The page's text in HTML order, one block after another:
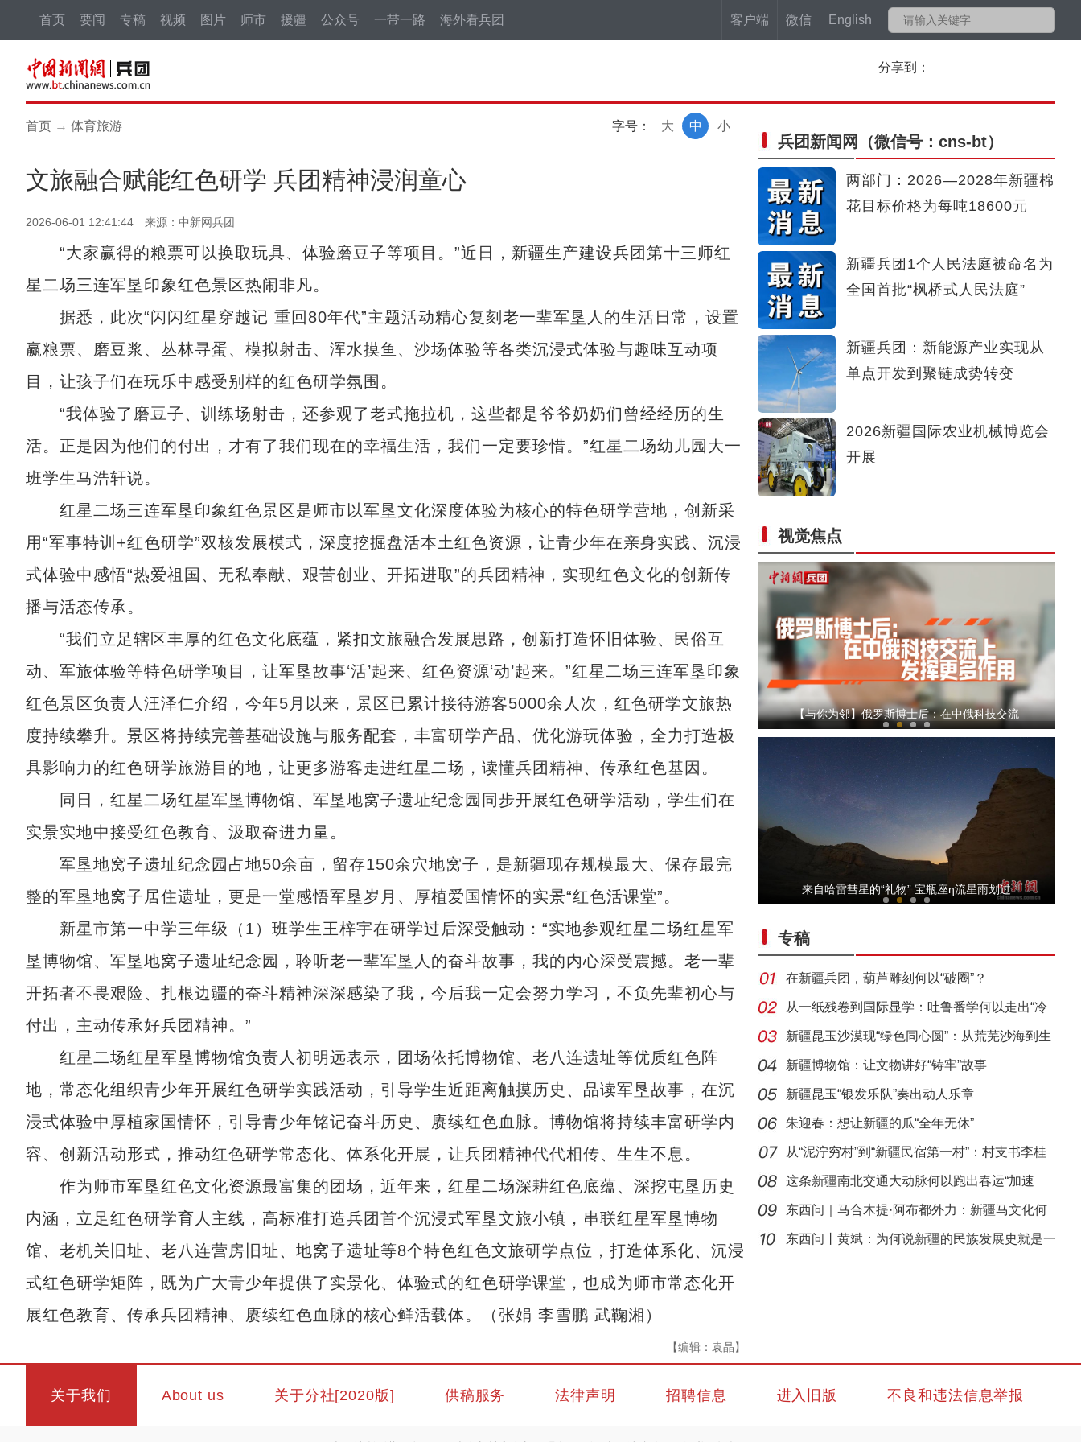
客户端 微信 English
首页 要闻 专稿 视频 图片 师市 援疆 公众号 一带一路 海外看兵团
分享到：
首页 → 体育旅游 字号： 小
中
大
文旅融合赋能红色研学 兵团精神浸润童心
2026-06-01 12:41:44 来源：中新网兵团
“大家赢得的粮票可以换取玩具、体验磨豆子等项目。”近日，新疆生产建设兵团第十三师红
星二场三连军垦印象红色景区热闹非凡。
据悉，此次“闪闪红星穿越记 重回80年代”主题活动精心复刻老一辈军垦人的生活日常，设置
赢粮票、磨豆浆、丛林寻蛋、模拟射击、浑水摸鱼、沙场体验等各类沉浸式体验与趣味互动项
目，让孩子们在玩乐中感受别样的红色研学氛围。
“我体验了磨豆子、训练场射击，还参观了老式拖拉机，这些都是爷爷奶奶们曾经经历的生
活。正是因为他们的付出，才有了我们现在的幸福生活，我们一定要珍惜。”红星二场幼儿园大一
班学生马浩轩说。
红星二场三连军垦印象红色景区是师市以军垦文化深度体验为核心的特色研学营地，创新采
用“军事特训+红色研学”双核发展模式，深度挖掘盘活本土红色资源，让青少年在亲身实践、沉浸
式体验中感悟“热爱祖国、无私奉献、艰苦创业、开拓进取”的兵团精神，实现红色文化的创新传
播与活态传承。
“我们立足辖区丰厚的红色文化底蕴，紧扣文旅融合发展思路，创新打造怀旧体验、民俗互
动、军旅体验等特色研学项目，让军垦故事‘活’起来、红色资源‘动’起来。”红星二场三连军垦印象
红色景区负责人汪泽仁介绍，今年5月以来，景区已累计接待游客5000余人次，红色研学文旅热
度持续攀升。景区将持续完善基础设施与服务配套，丰富研学产品、优化游玩体验，全力打造极
具影响力的红色研学旅游目的地，让更多游客走进红星二场，读懂兵团精神、传承红色基因。
同日，红星二场红星军垦博物馆、军垦地窝子遗址纪念园同步开展红色研学活动，学生们在
实景实地中接受红色教育、汲取奋进力量。
军垦地窝子遗址纪念园占地50余亩，留存150余穴地窝子，是新疆现存规模最大、保存最完
整的军垦地窝子居住遗址，更是一堂感悟军垦岁月、厚植爱国情怀的实景“红色活课堂”。
新星市第一中学三年级（1）班学生王梓宇在研学过后深受触动：“实地参观红星二场红星军
垦博物馆、军垦地窝子遗址纪念园，聆听老一辈军垦人的奋斗故事，我的内心深受震撼。老一辈
开拓者不畏艰险、扎根边疆的奋斗精神深深感染了我，今后我一定会努力学习，不负先辈初心与
付出，主动传承好兵团精神。”
红星二场红星军垦博物馆负责人初明远表示，团场依托博物馆、老八连遗址等优质红色阵
地，常态化组织青少年开展红色研学实践活动，引导学生近距离触摸历史、品读军垦故事，在沉
浸式体验中厚植家国情怀，引导青少年铭记奋斗历史、赓续红色血脉。博物馆将持续丰富研学内
容、创新活动形式，推动红色研学常态化、体系化开展，让兵团精神代代相传、生生不息。
作为师市军垦红色文化资源最富集的团场，近年来，红星二场深耕红色底蕴、深挖屯垦历史
内涵，立足红色研学育人主线，高标准打造兵团首个沉浸式军垦文旅小镇，串联红星军垦博物
馆、老机关旧址、老八连营房旧址、地窝子遗址等8个特色红色文旅研学点位，打造体系化、沉浸
式红色研学矩阵，既为广大青少年提供了实景化、体验式的红色研学课堂，也成为师市常态化开
展红色教育、传承兵团精神、赓续红色血脉的核心鲜活载体。（张娟 李雪鹏 武鞠湘）
【编辑：袁晶】
兵团新闻网 （微信号：cns-bt）
两部门：2026—2028年新疆棉
花目标价格为每吨18600元
新疆兵团1个人民法庭被命名为
全国首批“枫桥式人民法庭”
新疆兵团：新能源产业实现从
单点开发到聚链成势转变
2026新疆国际农业机械博览会
开展
视觉焦点
侨乡故事 | 哈班拜的相声追梦记
以“阅读+文旅+非遗+农技”织就六团文化新图
【与你为邻】俄罗斯博士后：在中俄科技交流
【与你为邻】新疆水果的跨国情缘
以“阅读+文旅+非遗+农技”织就六团文化新图
来自哈雷彗星的“礼物” 宝瓶座η流星雨划过
专稿
在新疆兵团，葫芦雕刻何以“破圈”？
从一纸残卷到国际显学：吐鲁番学何以走出“冷
门”
新疆昆玉沙漠现“绿色同心圆”：从荒芜沙海到生
态
新疆博物馆：让文物讲好“铸牢”故事
新疆昆玉“银发乐队”奏出动人乐章
朱迎春：想让新疆的瓜“全年无休”
从“泥泞穷村”到“新疆民宿第一村”：村支书李桂
这条新疆南北交通大动脉何以跑出春运“加速
度”？
东西问｜马合木提·阿布都外力：新疆马文化何
以实
东西问丨黄斌：为何说新疆的民族发展史就是一
关于我们 About us 关于分社[2020版] 供稿服务 法律声明 招聘信息 进入旧版 不良和违法信息举报